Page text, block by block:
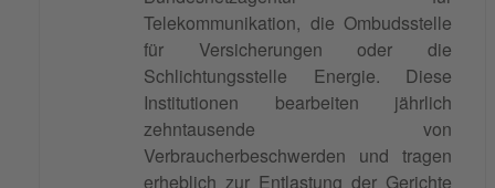
Telekommunikation, die Ombudsstelle
für Versicherungen oder die
Schlichtungsstelle Energie. Diese
Institutionen bearbeiten jährlich
zehntausende von
Verbraucherbeschwerden und tragen
erheblich zur Entlastung der Gerichte